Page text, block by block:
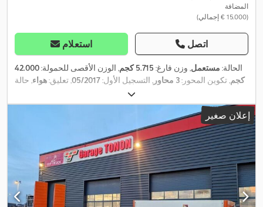
المضافة
(‏15.000 € إجمالي)
استعلام اتصل
الحالة: مستعمل, وزن فارغ: 5.715 كجم , الوزن الأقصى للحمولة:42.000
كجم, تكوين المحور:3 محاور , التسجيل الأول:05/2017, تعليق:هواء, حالة
إعلان صغير